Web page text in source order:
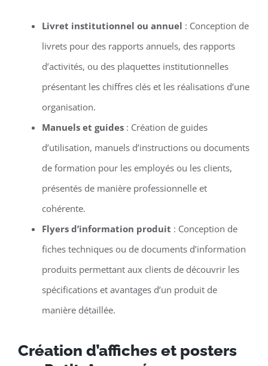
Livret institutionnel ou annuel : Conception de
livrets pour des rapports annuels, des rapports
d’activités, ou des plaquettes institutionnelles
présentant les chiffres clés et les réalisations d’une
organisation.
Manuels et guides: Création de guides
d’utilisation, manuels d’instructions ou documents
de formation pour les employés ou les clients,
présentés de manière professionnelle et
cohérente.
Flyers d’information produit : Conception de
fiches techniques ou de documents d’information
produits permettant aux clients de découvrir les
spécifications et avantages d’un produit de
manière détaillée.
Création d’affiches et posters